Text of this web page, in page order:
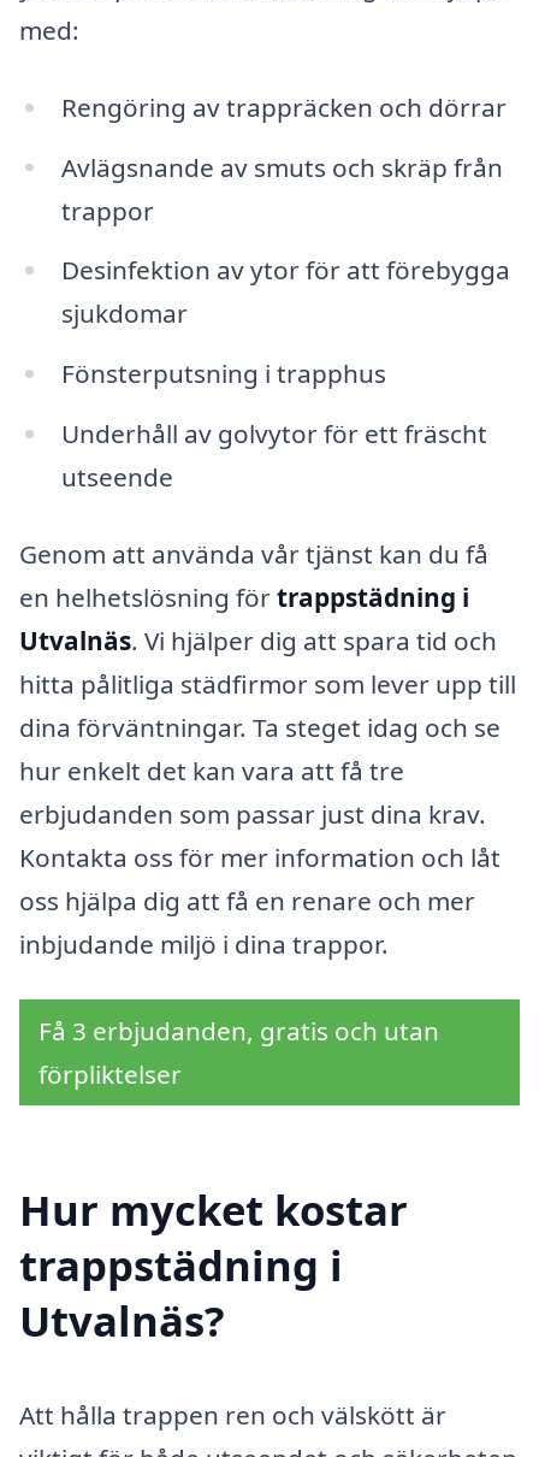
med:
Rengöring av trappräcken och dörrar
Avlägsnande av smuts och skräp från
trappor
Desinfektion av ytor för att förebygga
sjukdomar
Fönsterputsning i trapphus
Underhåll av golvytor för ett fräscht
utseende
Genom att använda vår tjänst kan du få
en helhetslösning förtrappstädning i
Utvalnäs. Vi hjälper dig att spara tid och
hitta pålitliga städfirmor som lever upp till
dina förväntningar. Ta steget idag och se
hur enkelt det kan vara att få tre
erbjudanden som passar just dina krav.
Kontakta oss för mer information och låt
oss hjälpa dig att få en renare och mer
inbjudande miljö i dina trappor.
Få 3 erbjudanden, gratis och utan
förpliktelser
Hur mycket kostar
trappstädning i
Utvalnäs?
Att hålla trappen ren och välskött är